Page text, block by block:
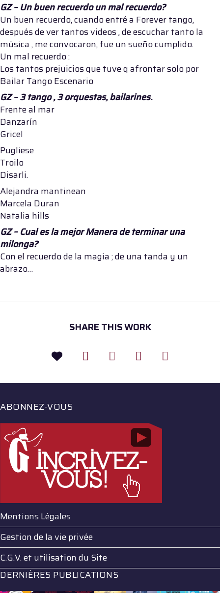
GZ – Un buen recuerdo un mal recuerdo?
Un buen recuerdo, cuando entré a Forever tango,
después de ver tantos videos , de escuchar tanto la
música , me convocaron, fue un sueño cumplido.
Un mal recuerdo :
Los tantos prejuicios que tuve q afrontar solo por
Bailar Tango Escenario
GZ – 3 tango , 3 orquestas, bailarines.
Frente al mar
Danzarín
Gricel
Pugliese
Troilo
Disarli.
Alejandra mantinean
Marcela Duran
Natalia hills
GZ – Cual es la mejor Manera de terminar una
milonga?
Con el recuerdo de la magia ; de una tanda y un
abrazo…
SHARE THIS WORK
ABONNEZ-VOUS
Mentions Légales
Gestion de la vie privée
C.G.V. et utilisation du Site
DERNIÈRES PUBLICATIONS